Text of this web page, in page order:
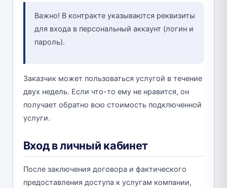
Важно! В контракте указываются реквизиты
для входа в персональный аккаунт (логин и
пароль).
Заказчик может пользоваться услугой в течение
двух недель. Если что-то ему не нравится, он
получает обратно всю стоимость подключенной
услуги.
Вход в личный кабинет
После заключения договора и фактического
предоставления доступа к услугам компании,